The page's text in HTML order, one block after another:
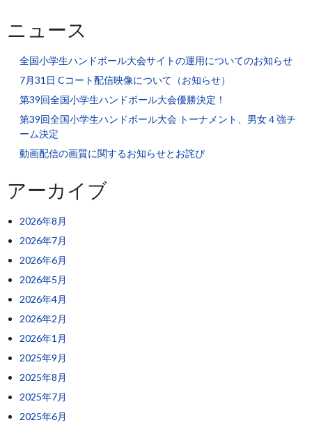
ニュース
全国小学生ハンドボール大会サイトの運用についてのお知らせ
7月31日 Cコート配信映像について（お知らせ）
第39回全国小学生ハンドボール大会優勝決定！
第39回全国小学生ハンドボール大会 トーナメント、男女４強チ
ーム決定
動画配信の画質に関するお知らせとお詫び
アーカイブ
2026年8月
2026年7月
2026年6月
2026年5月
2026年4月
2026年2月
2026年1月
2025年9月
2025年8月
2025年7月
2025年6月